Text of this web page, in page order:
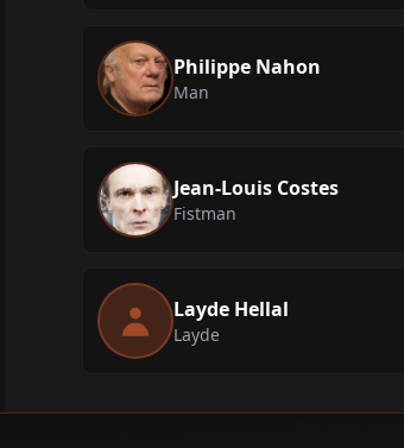
Philippe Nahon
Man
Jean-Louis Costes
Fistman
Layde Hellal
Layde